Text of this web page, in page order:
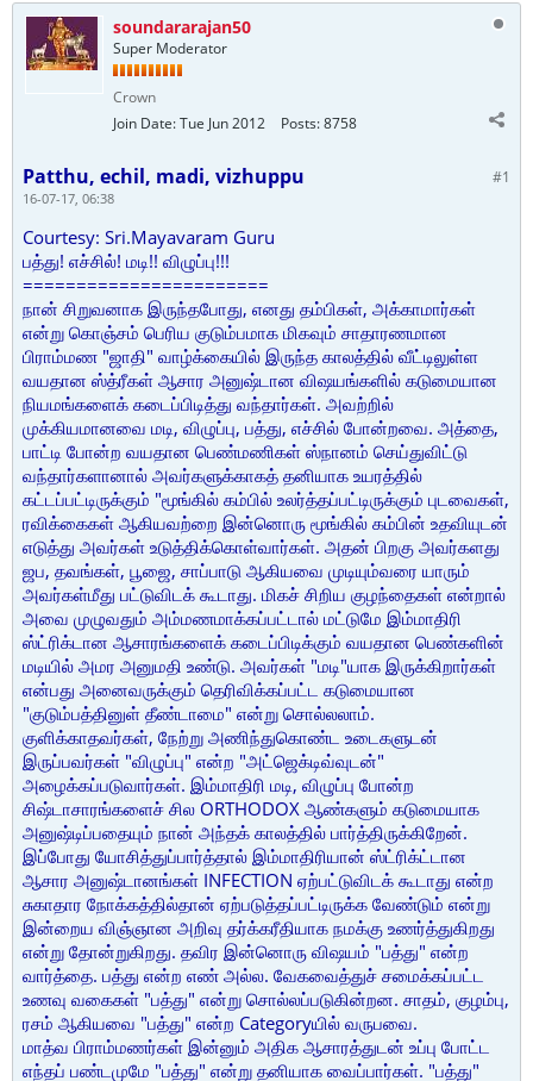
soundararajan50
Super Moderator
Crown
Join Date:Tue Jun 2012 Posts:8758
#1
Patthu, echil, madi, vizhuppu
16-07-17, 06:38
Courtesy: Sri.Mayavaram Guru
பத்து! எச்சில்! மடி!! விழுப்பு!!!
=======================
நான் சிறுவனாக இருந்தபோது, எனது தம்பிகள், அக்காமார்கள்
என்று கொஞ்சம் பெரிய குடும்பமாக மிகவும் சாதாரணமான
பிராம்மண "ஜாதி" வாழ்க்கையில் இருந்த காலத்தில் வீட்டிலுள்ள
வயதான ஸ்த்ரீகள் ஆசார அனுஷ்டான விஷயங்களில் கடுமையான
நியமங்களைக் கடைப்பிடித்து வந்தார்கள். அவற்றில்
முக்கியமானவை மடி, விழுப்பு, பத்து, எச்சில் போன்றவை. அத்தை,
பாட்டி போன்ற வயதான பெண்மணிகள் ஸ்நானம் செய்துவிட்டு
வந்தார்களானால் அவர்களுக்காகத் தனியாக உயரத்தில்
கட்டப்பட்டிருக்கும் "மூங்கில் கம்பில் உலர்த்தப்பட்டிருக்கும் புடவைகள்,
ரவிக்கைகள் ஆகியவற்றை இன்னொரு மூங்கில் கம்பின் உதவியுடன்
எடுத்து அவர்கள் உடுத்திக்கொள்வார்கள். அதன் பிறகு அவர்களது
ஜப, தவங்கள், பூஜை, சாப்பாடு ஆகியவை முடியும்வரை யாரும்
அவர்கள்மீது பட்டுவிடக் கூடாது. மிகச் சிறிய குழந்தைகள் என்றால்
அவை முழுவதும் அம்மணமாக்கப்பட்டால் மட்டுமே இம்மாதிரி
ஸ்ட்ரிக்டான ஆசாரங்களைக் கடைப்பிடிக்கும் வயதான பெண்களின்
மடியில் அமர அனுமதி உண்டு. அவர்கள் "மடி"யாக இருக்கிறார்கள்
என்பது அனைவருக்கும் தெரிவிக்கப்பட்ட கடுமையான
"குடும்பத்தினுள் தீண்டாமை" என்று சொல்லலாம்.
குளிக்காதவர்கள், நேற்று அணிந்துகொண்ட உடைகளுடன்
இருப்பவர்கள் "விழுப்பு" என்ற "அட்ஜெக்டிவ்வுடன்"
அழைக்கப்படுவார்கள். இம்மாதிரி மடி, விழுப்பு போன்ற
சிஷ்டாசாரங்களைச் சில ORTHODOX ஆண்களும் கடுமையாக
அனுஷ்டிப்பதையும் நான் அந்தக் காலத்தில் பார்த்திருக்கிறேன்.
இப்போது யோசித்துப்பார்த்தால் இம்மாதிரியான் ஸ்ட்ரிக்ட்டான
ஆசார அனுஷ்டானங்கள் INFECTION ஏற்பட்டுவிடக் கூடாது என்ற
சுகாதார நோக்கத்தில்தான் ஏற்படுத்தப்பட்டிருக்க வேண்டும் என்று
இன்றைய விஞ்ஞான அறிவு தர்க்கரீதியாக நமக்கு உணர்த்துகிறது
என்று தோன்றுகிறது. தவிர இன்னொரு விஷயம் "பத்து" என்ற
வார்த்தை. பத்து என்ற எண் அல்ல. வேகவைத்துச் சமைக்கப்பட்ட
உணவு வகைகள் "பத்து" என்று சொல்லப்படுகின்றன. சாதம், குழம்பு,
ரசம் ஆகியவை "பத்து" என்ற Categoryயில் வருபவை.
மாத்வ பிராம்மணர்கள் இன்னும் அதிக ஆசாரத்துடன் உப்பு போட்ட
எந்தப் பண்டமுமே "பத்து" என்று தனியாக வைப்பார்கள். "பத்து"